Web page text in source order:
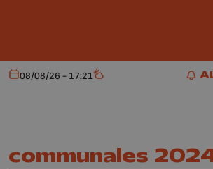
Aujourd'hui
08/08/26 - 17:21 Météo
communales